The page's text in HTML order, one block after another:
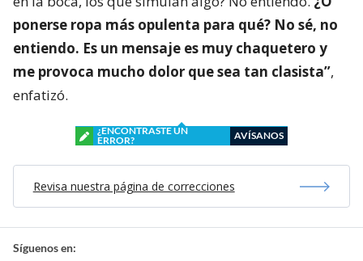
ponerse ropa más opulenta para qué? No sé, no
entiendo. Es un mensaje es muy chaquetero y
me provoca mucho dolor que sea tan clasista”,
enfatizó.
¿ENCONTRASTE UN
ERROR?
AVÍSANOS
Revisa nuestra página de correcciones
Síguenos en: